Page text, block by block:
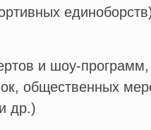
и шоу-
общественных
др.)